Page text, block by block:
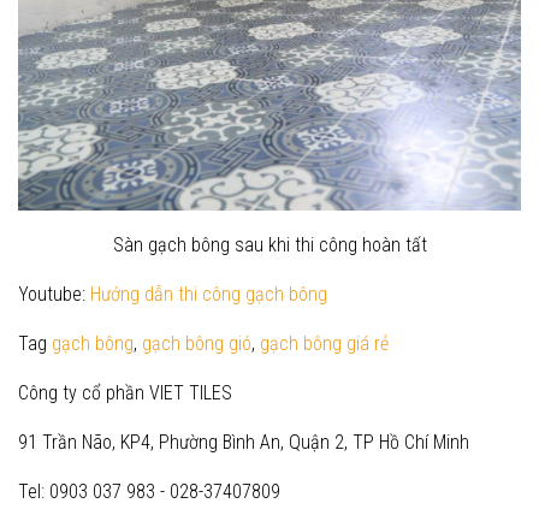
Sàn gạch bông sau khi thi công hoàn tất
Youtube: Hướng dẫn thi công gạch bông
Tag gạch bông, gạch bông gió, gạch bông giá rẻ
Công ty cổ phần VIET TILES
91 Trần Não, KP4, Phường Bình An, Quận 2, TP Hồ Chí Minh
Tel: 0903 037 983 - 028-37407809